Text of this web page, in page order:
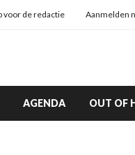
voor de redactie Aanmelden
AGENDA OUT OF